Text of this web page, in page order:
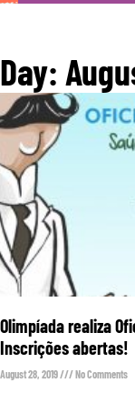
Day:
Olimpíada realiza
Inscrições abertas!
August 28, 2019 No Comments